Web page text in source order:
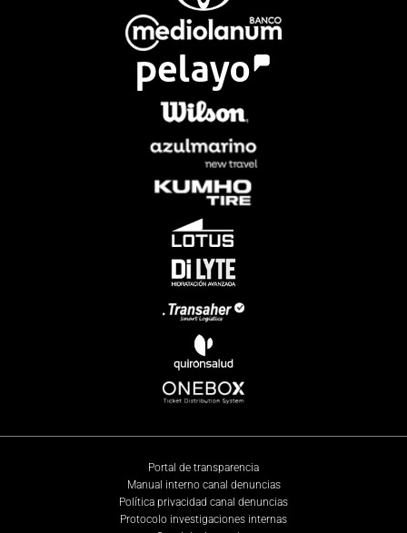
Portal de transparencia
Manual interno canal denuncias
Política privacidad canal denuncias
Protocolo investigaciones internas